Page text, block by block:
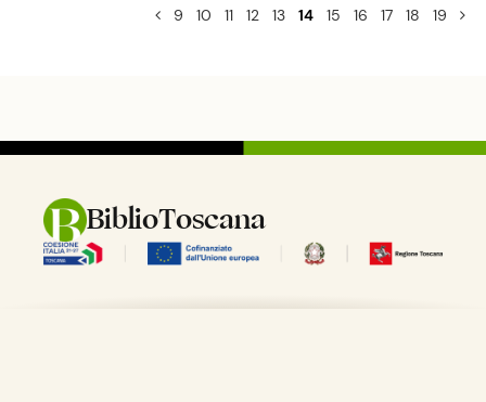
9
10 11 12 13 14 15 16 17 18 19
BiblioToscana